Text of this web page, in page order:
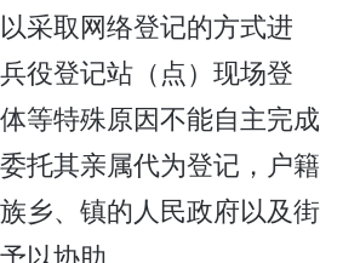
采取网络登记的方式进
役登记站（点）现场登
等特殊原因不能自主完成
托其亲属代为登记，户籍
乡、镇的人民政府以及街